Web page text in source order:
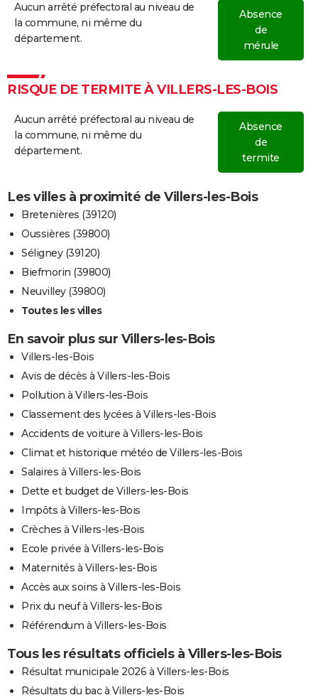
Aucun arrêté préfectoral au niveau de
la commune, ni même du
département.
Absence
de
mérule
RISQUE DE TERMITE À VILLERS-LES-BOIS
Aucun arrêté préfectoral au niveau de
la commune, ni même du
département.
Absence
de
termite
Les villes à proximité de Villers-les-Bois
Bretenières (39120)
Oussières (39800)
Séligney (39120)
Biefmorin (39800)
Neuvilley (39800)
Toutes les villes
En savoir plus sur Villers-les-Bois
Villers-les-Bois
Avis de décès à Villers-les-Bois
Pollution à Villers-les-Bois
Classement des lycées à Villers-les-Bois
Accidents de voiture à Villers-les-Bois
Climat et historique météo de Villers-les-Bois
Salaires à Villers-les-Bois
Dette et budget de Villers-les-Bois
Impôts à Villers-les-Bois
Crèches à Villers-les-Bois
Ecole privée à Villers-les-Bois
Maternités à Villers-les-Bois
Accès aux soins à Villers-les-Bois
Prix du neuf à Villers-les-Bois
Référendum à Villers-les-Bois
Tous les résultats officiels à Villers-les-Bois
Résultat municipale 2026 à Villers-les-Bois
Résultats du bac à Villers-les-Bois